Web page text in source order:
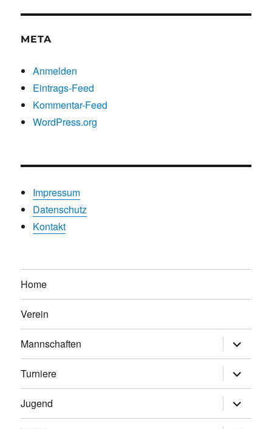
META
Anmelden
Eintrags-Feed
Kommentar-Feed
WordPress.org
Impressum
Datenschutz
Kontakt
Home
Verein
Mannschaften
anzeigen
Turniere
anzeigen
Jugend
anzeigen